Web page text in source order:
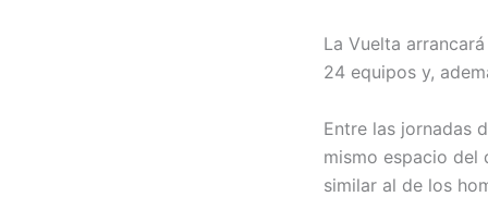
La Vuelta
24 equipos y,
Entre las jornadas
mismo espacio del
similar al de los